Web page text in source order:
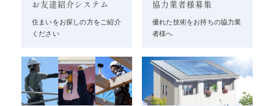
お友達紹介システム
住まいをお探しの方をご紹介
ください
協力業者様募集
優れた技術をお持ちの協力業
者様へ